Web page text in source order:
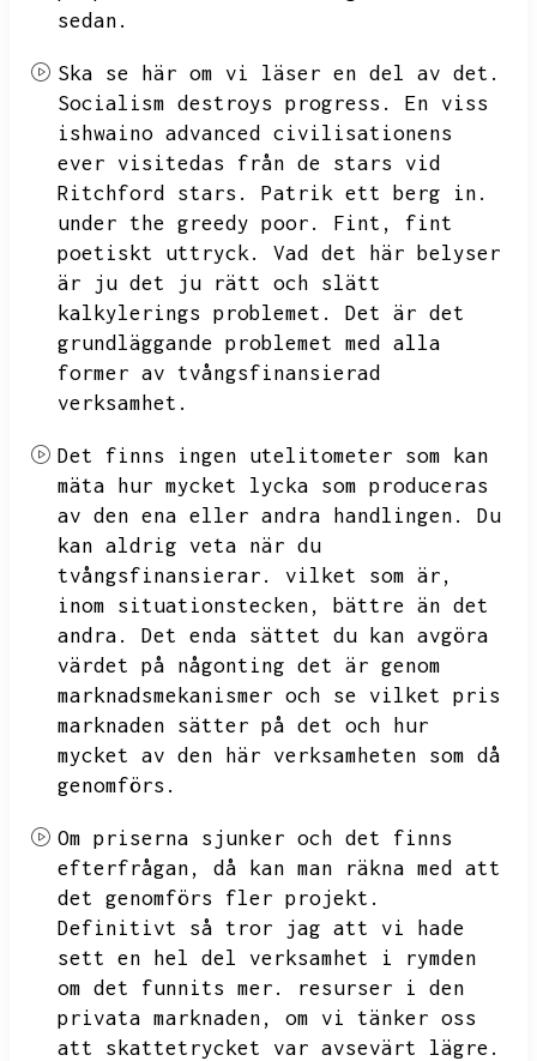
sedan.
Ska se här om vi läser en del av det.
Socialism destroys progress.
En viss
ishwaino advanced civilisationens
ever visitedas från de stars vid
Ritchford stars.
Patrik ett berg in.
under the greedy poor.
Fint,
fint
poetiskt uttryck.
Vad det här belyser
är ju det ju rätt och slätt
kalkylerings problemet.
Det är det
grundläggande problemet med alla
former av tvångsfinansierad
verksamhet.
Det finns ingen utelitometer som kan
mäta hur mycket lycka som produceras
av den ena eller andra handlingen.
Du
kan aldrig veta när du
tvångsfinansierar.
vilket som är,
inom situationstecken,
bättre än det
andra.
Det enda sättet du kan avgöra
värdet på någonting det är genom
marknadsmekanismer och se vilket pris
marknaden sätter på det och hur
mycket av den här verksamheten som då
genomförs.
Om priserna sjunker och det finns
efterfrågan,
då kan man räkna med att
det genomförs fler projekt.
Definitivt så tror jag att vi hade
sett en hel del verksamhet i rymden
om det funnits mer.
resurser i den
privata marknaden,
om vi tänker oss
att skattetrycket var avsevärt lägre.